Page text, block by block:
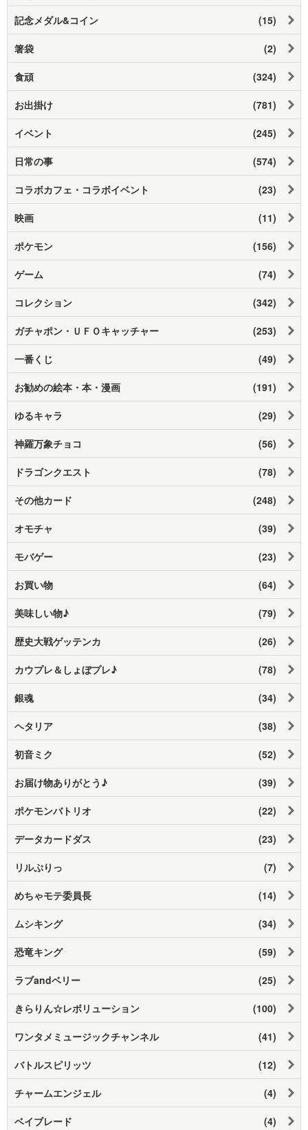
記念メダル&コイン (15)
箸袋 (2)
食頑 (324)
お出掛け (781)
イベント (245)
日常の事 (574)
コラボカフェ・コラボイベント (23)
映画 (11)
ポケモン (156)
ゲーム (74)
コレクション (342)
ガチャポン・ＵＦＯキャッチャー (253)
一番くじ (49)
お勧めの絵本・本・漫画 (191)
ゆるキャラ (29)
神羅万象チョコ (56)
ドラゴンクエスト (78)
その他カード (248)
オモチャ (39)
モバゲー (23)
お買い物 (64)
美味しい物♪ (79)
歴史大戦ゲッテンカ (26)
カウプレ＆しょぼプレ♪ (78)
銀魂 (34)
ヘタリア (38)
初音ミク (52)
お届け物ありがとう♪ (39)
ポケモンバトリオ (22)
データカードダス (23)
リルぷりっ (7)
めちゃモテ委員長 (14)
ムシキング (34)
恐竜キング (59)
ラブandベリー (25)
きらりん☆レボリューション (100)
ワンタメミュージックチャンネル (41)
バトルスピリッツ (12)
チャームエンジェル (4)
ベイブレード (4)